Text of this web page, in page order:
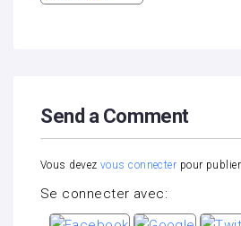
Send a Comment
Vous devez vous connecter pour
Se connecter avec: